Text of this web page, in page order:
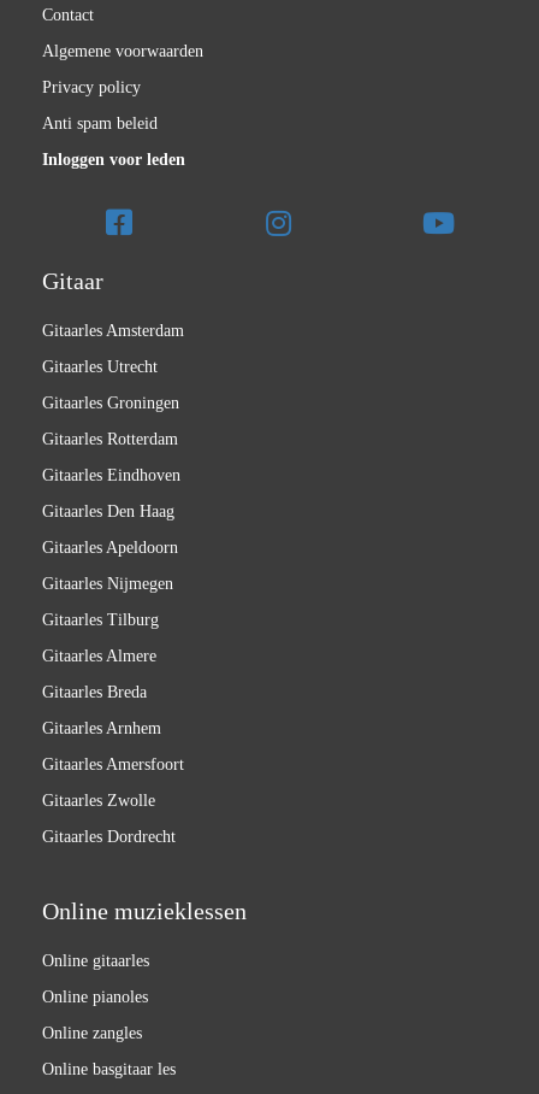
Contact
Algemene voorwaarden
Privacy policy
Anti spam beleid
Inloggen voor leden
Gitaar
Gitaarles Amsterdam
Gitaarles Utrecht
Gitaarles Groningen
Gitaarles Rotterdam
Gitaarles Eindhoven
Gitaarles Den Haag
Gitaarles Apeldoorn
Gitaarles Nijmegen
Gitaarles Tilburg
Gitaarles Almere
Gitaarles Breda
Gitaarles Arnhem
Gitaarles Amersfoort
Gitaarles Zwolle
Gitaarles Dordrecht
Online muzieklessen
Online gitaarles
Online pianoles
Online zangles
Online basgitaar les